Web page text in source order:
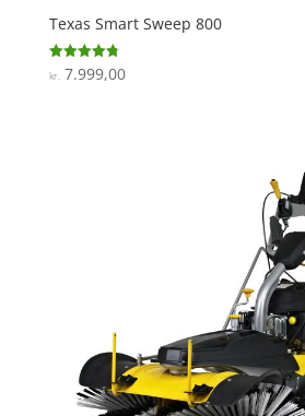
Texas Smart Sweep 800
Vurderet
4.8
kr. 7.999,00